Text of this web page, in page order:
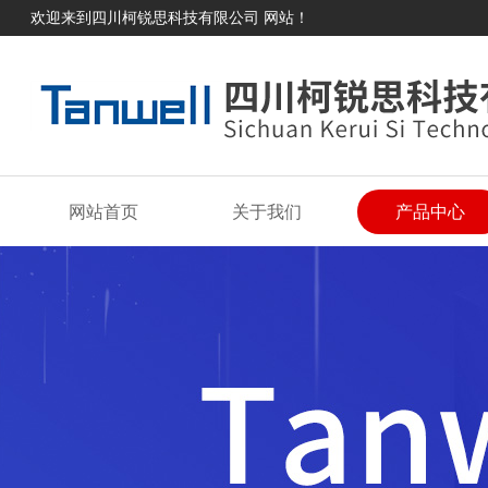
欢迎来到四川柯锐思科技有限公司 网站！
网站首页 关于我们 产品中心